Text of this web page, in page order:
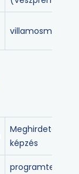
villamosmérnöki
Meghirdetett
képzés
programtervező